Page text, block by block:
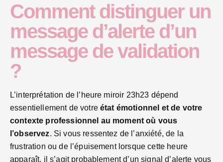
Comment distinguer un
message d’alerte d’un
message de validation
?
L’interprétation de l’heure miroir 23h23 dépend
essentiellement de votreétat émotionnel et de votre
contexte professionnel au moment où vous
l’observez. Si vous ressentez de l’anxiété, de la
frustration ou de l’épuisement lorsque cette heure
apparaît, il s’agit probablement d’un signal d’alerte vous